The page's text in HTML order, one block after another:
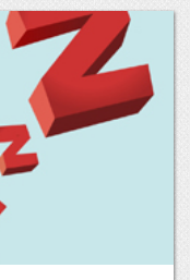
אותה על מנת לעלות
ביחידה זו תלמד כיצד
ההנעה המרכזיים של